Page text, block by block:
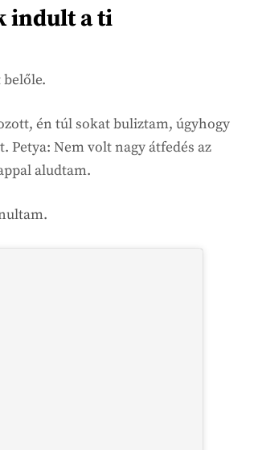
indult a ti
én túl sokat buliztam, úgyhogy
Petya: Nem volt nagy átfedés az
aludtam.